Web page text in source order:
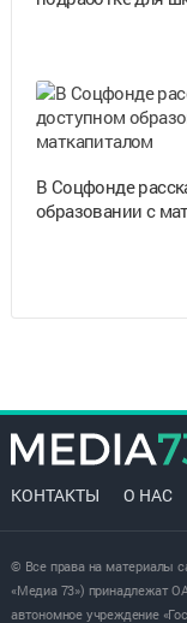
В Соцфонде
образовании с
КОНТАКТЫ О НАС
© Все права на материалы
«Медиа 73») принадлежат
автономное учреждение